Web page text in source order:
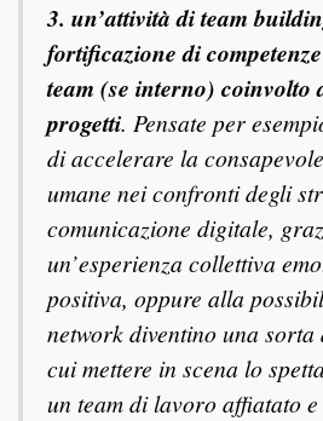
3. un’attività di team
fortificazione di
team (se interno) coinvolto
progetti. Pensate per
di accelerare la
umane nei confronti degli
comunicazione digitale,
un’esperienza collettiva
positiva, oppure alla
network diventino una
cui mettere in scena lo
un team di lavoro affiatato e